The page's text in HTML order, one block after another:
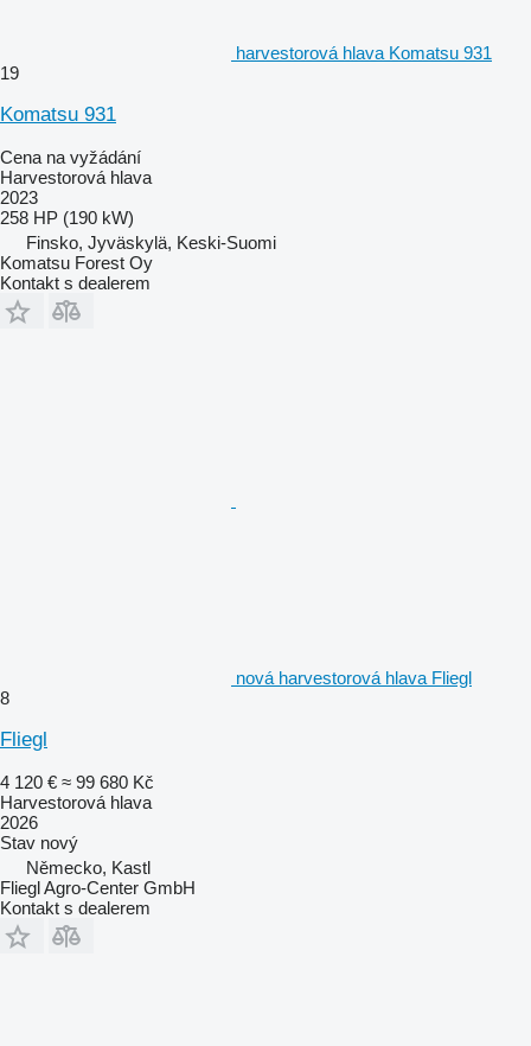
harvestorová hlava Komatsu 931
19
Komatsu 931
Cena na vyžádání
Harvestorová hlava
2023
258 HP (190 kW)
Finsko, Jyväskylä, Keski-Suomi
Komatsu Forest Oy
Kontakt s dealerem
nová harvestorová hlava Fliegl
8
Fliegl
4 120 € ≈ 99 680 Kč
Harvestorová hlava
2026
Stav nový
Německo, Kastl
Fliegl Agro-Center GmbH
Kontakt s dealerem